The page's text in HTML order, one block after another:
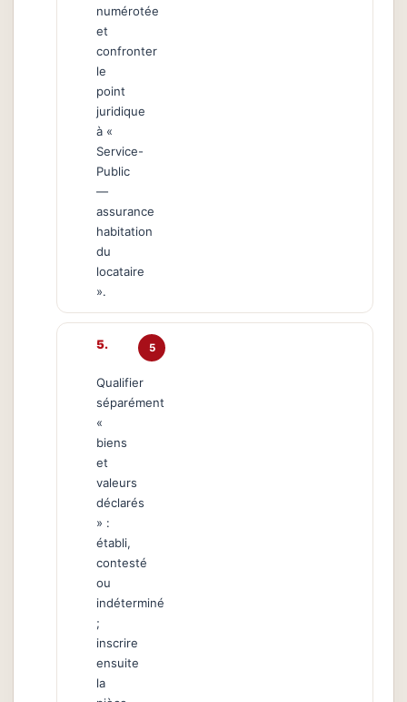
numérotée
et
confronter
le
point
juridique
à «
Service-
Public
—
assurance
habitation
du
locataire
».
5
Qualifier
séparément
«
biens
et
valeurs
déclarés
» :
établi,
contesté
ou
indéterminé
;
inscrire
ensuite
la